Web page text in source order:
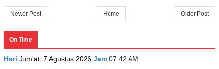
Newer Post Older Post
Home
On Time
Hari Jum'at, 7 Agustus 2026 Jam 07:42 AM